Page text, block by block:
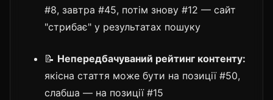
#8, завтра #45, потім знову #12 — сайт
"стрибає" у результатах пошуку
📝 Непередбачуваний рейтинг контенту:
якісна стаття може бути на позиції #50,
слабша — на позиції #15